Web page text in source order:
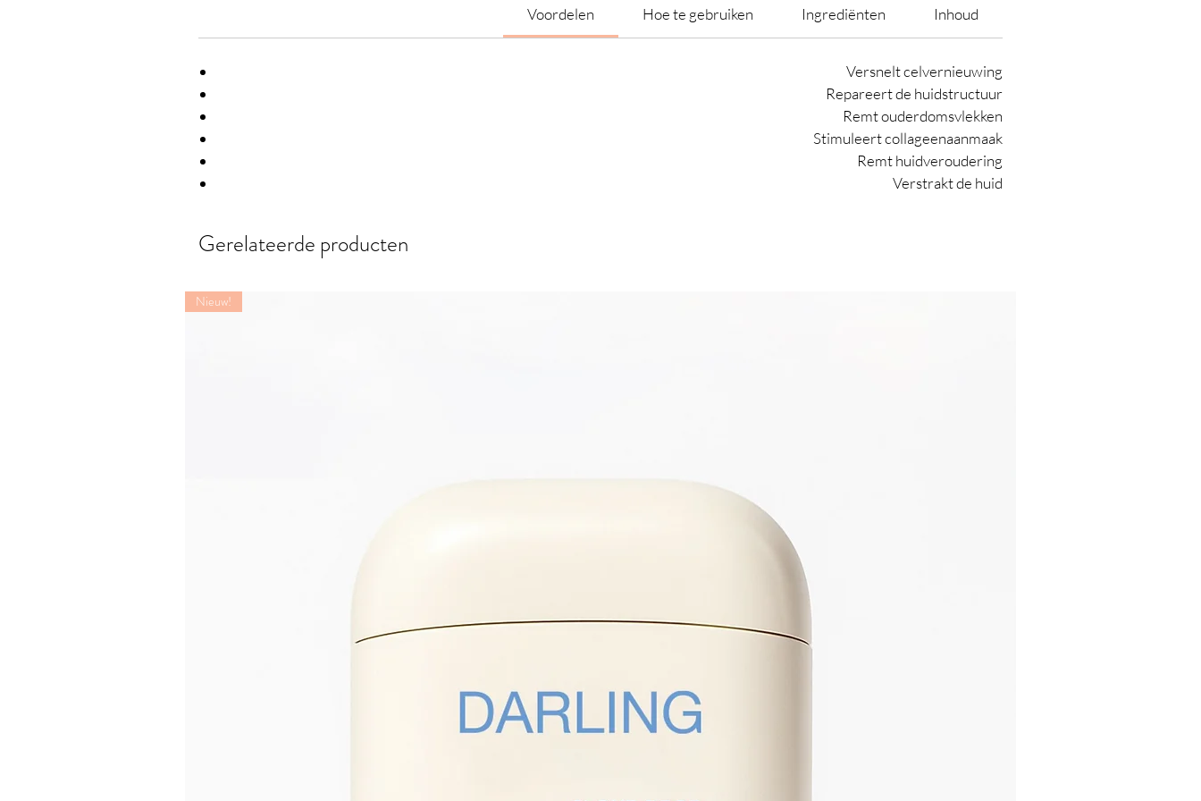
Voordelen Hoe te gebruiken Ingrediënten Inhoud
Versnelt celvernieuwing
Repareert de huidstructuur
Remt ouderdomsvlekken
Stimuleert collageenaanmaak
Remt huidveroudering
Verstrakt de huid
Gerelateerde producten
Nieuw!